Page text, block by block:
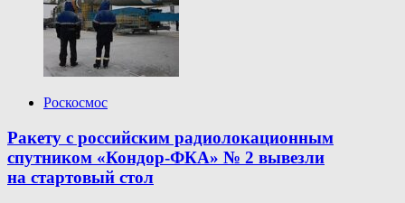
Роскосмос
Ракету с российским радиолокационным
спутником «Кондор-ФКА» № 2 вывезли
на стартовый стол